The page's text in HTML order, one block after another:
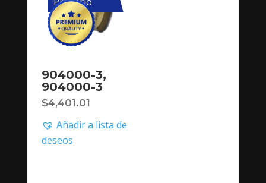
904000-3,
904000-3
$4,401.01
Añadir a lista de
deseos